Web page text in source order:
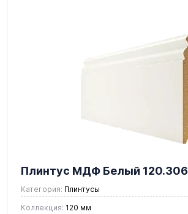
Плинтус МДФ Белый 120.306
Категория: Плинтусы
Коллекция: 120 мм